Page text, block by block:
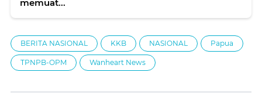
memuat...
BERITA NASIONAL KKB NASIONAL Papua
TPNPB-OPM Wanheart News